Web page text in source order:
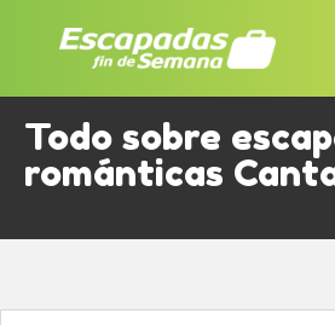
Todo sobre
románticas